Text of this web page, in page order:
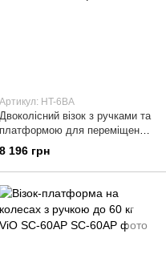
Артикул: HT-6BA
Двоколісний візок з ручками та
платформою для переміщення
бутлів алюмінієвий до 200 кг
ViO HT-6BA
8 196 грн